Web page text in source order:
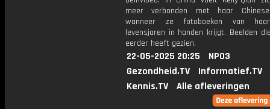
meer verbonden met haar
wanneer ze fotoboeken van
levensjaren in handen krijgt. Beelden
eerder heeft gezien.
22-05-2025 20:25
NPO3
Gezondheid.TV
Informatief.TV
Kennis.TV
Alle afleveringen